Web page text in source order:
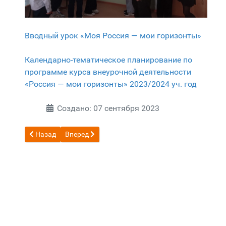
Вводный урок «Моя Россия — мои горизонты»
Календарно-тематическое планирование по
программе курса внеурочной деятельности
«Россия — мои горизонты» 2023/2024 уч. год
Создано: 07 сентября 2023
Предыдущий: Всероссийская олимпиада школьников
Назад Следующий: Педагогический класс
Вперед